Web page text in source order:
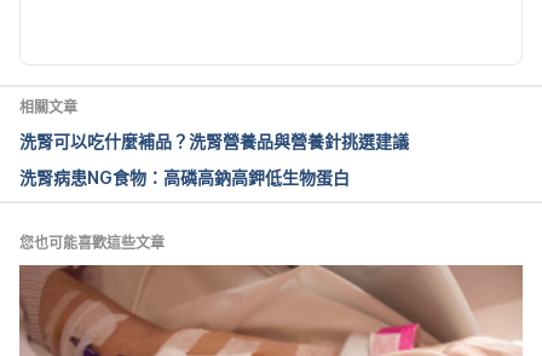
85%E7%87%9F%E9%A4%8A%E7%85%A7%E9%A1
%A7_%E7%87%9F%E9%A4%8A%E5%AE%A410612
2020.
奶. http://tcpa.taiwan-pharma.org.tw/node/16897
Accessed Sep 1, 2020.
相關文章
洗腎可以吃什麼補品？洗腎營養品與營養針挑選建議
洗腎病患NG食物：高磷高鈉高鉀低生物蛋白
您也可能喜歡這些文章